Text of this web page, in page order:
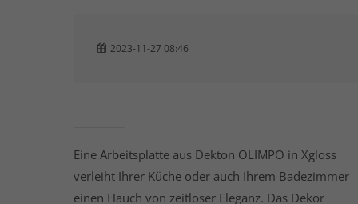
2023-11-27 08:46
Eine Arbeitsplatte aus Dekton OLIMPO in Xgloss
verleiht Ihrer Küche oder auch Ihrem Badezimmer
einen Hauch von zeitloser Eleganz. Das Dekor